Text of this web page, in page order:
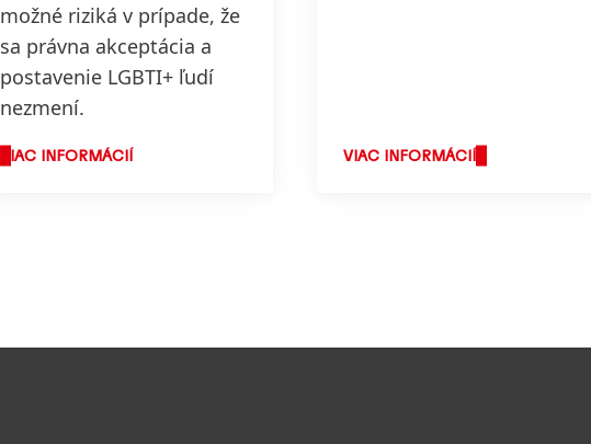
možné riziká v prípade, že
sa právna akceptácia a
postavenie LGBTI+ ľudí
nezmení.
VIAC INFORMÁCIÍ VIAC INFORMÁCIÍ